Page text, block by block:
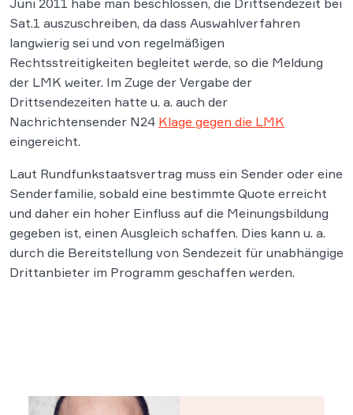
Juni 2011 habe man beschlossen, die Drittsendezeit bei
Sat.1 auszuschreiben, da dass Auswahlverfahren
langwierig sei und von regelmäßigen
Rechtsstreitigkeiten begleitet werde, so die Meldung
der LMK weiter. Im Zuge der Vergabe der
Drittsendezeiten hatte u. a. auch der
Nachrichtensender N24 Klage gegen die LMK
eingereicht.
Laut Rundfunkstaatsvertrag muss ein Sender oder eine
Senderfamilie, sobald eine bestimmte Quote erreicht
und daher ein hoher Einfluss auf die Meinungsbildung
gegeben ist, einen Ausgleich schaffen. Dies kann u. a.
durch die Bereitstellung von Sendezeit für unabhängige
Drittanbieter im Programm geschaffen werden.